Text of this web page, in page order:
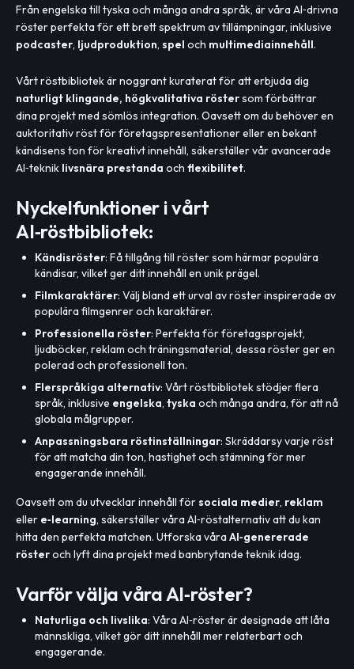
Från engelska till tyska och många andra språk, är våra AI‑drivna
röster perfekta för ett brett spektrum av tillämpningar, inklusive
podcaster, ljudproduktion, spel och multimediainnehåll.
Vårt röstbibliotek är noggrant kuraterat för att erbjuda dig
naturligt klingande, högkvalitativa röstersom förbättrar
dina projekt med sömlös integration. Oavsett om du behöver en
auktoritativ röst för företagspresentationer eller en bekant
kändisens ton för kreativt innehåll, säkerställer vår avancerade
AI‑teknik livsnära prestanda och flexibilitet.
Nyckelfunktioner i vårt
AI‑röstbibliotek:
Kändisröster: Få tillgång till röster som härmar populära
kändisar, vilket ger ditt innehåll en unik prägel.
Filmkaraktärer: Välj bland ett urval av röster inspirerade av
populära filmgenrer och karaktärer.
Professionella röster: Perfekta för företagsprojekt,
ljudböcker, reklam och träningsmaterial, dessa röster ger en
polerad och professionell ton.
Flerspråkiga alternativ: Vårt röstbibliotek stödjer flera
språk, inklusive engelska, tyska och många andra, för att nå
globala målgrupper.
Anpassningsbara röstinställningar: Skräddarsy varje röst
för att matcha din ton, hastighet och stämning för mer
engagerande innehåll.
Oavsett om du utvecklar innehåll försociala medier, reklam
eller e‑learning, säkerställer våra AI‑röstalternativ att du kan
hitta den perfekta matchen. Utforska våraAI‑genererade
rösteroch lyft dina projekt med banbrytande teknik idag.
Varför välja våra AI‑röster?
Naturliga och livslika: Våra AI‑röster är designade att låta
männskliga, vilket gör ditt innehåll mer relaterbart och
engagerande.